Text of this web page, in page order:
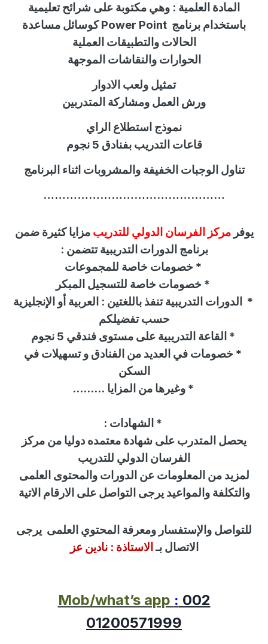
المادة العلمية:
وهي مكتوبة على شرائح تعليمية
باستخدام برنامج Power Point كوسائل مساعدة
الحالات والتطبيقات العملية
الحوارات والنقاشات الموجهة
تمثيل ولعب الادوار
ورش العمل ومشاركة المتدربين
نموذج استطلاع الراي
قاعات التدريب بفنادق 5 نجوم
تناول الوجبات الخفيفة والمشروبات اثناء البرنامج
…………………………………………
يوفر مركز الفرسان الدولي للتدريب مزايا كثيرة ضمن
برنامج الدورات التدريبية تتضمن :
* خصومات خاصة للمجموعات
* خصومات خاصة للتسجيل المبكر
*
الدورات التدريبية تنفذ باللغتين : العربية أو الإنجليزية
حسب تفضيلكم
*
القاعة التدريبية على مستوى فندقي 5 نجوم
* خصومات في العديد من الفنادق و تسهيلات في
السكن
* وغيرها من المزايا .........
* الشهادات
يحصل المتدرب على شهادة معتمده دوليا من مركز
الفرسان الدولي للتدريب
لمزيد من المعلومات عن الدورات والمحتوى العلمى
والتكلفة والمواعيد يرجى التواصل على الارقام الاتية
للتواصل والإستفسار ومعرفة المحتوي العلمى
يرجى
الاتصال بـالاستاذة : نادين عز
Mob/what’s app: 002
01200571999